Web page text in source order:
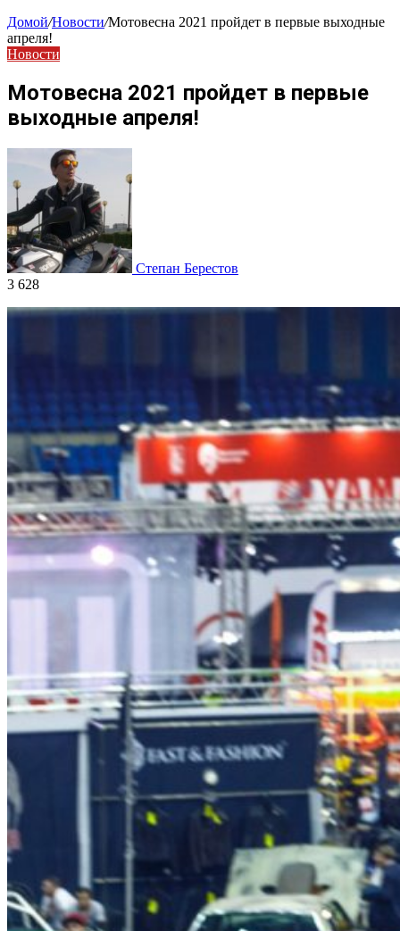
Домой/Новости/Мотовесна 2021 пройдет в первые выходные
апреля!
Новости
Мотовесна 2021 пройдет в первые
выходные апреля!
Степан Берестов
3 628